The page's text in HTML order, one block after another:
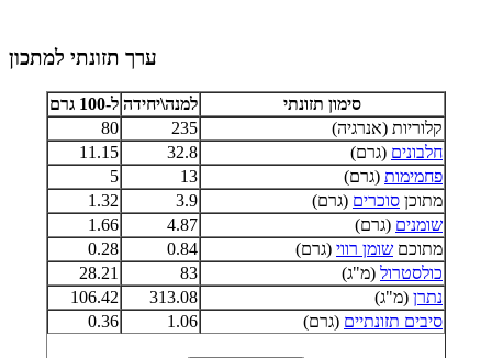
ערך תזונתי למתכון
סימון תזונתי למנה\יחידה ל-100 גרם
קלוריות (אנרגיה)
235
80
חלבונים (גרם) 32.8
11.15
פחמימות (גרם) 13
5
מתוכן סוכרים (גרם) 3.9
1.32
שומנים (גרם) 4.87
1.66
מתוכם שומן רווי (גרם) 0.84
0.28
כולסטרול (מ"ג) 83
28.21
נתרן (מ"ג) 313.08
106.42
סיבים תזונתיים (גרם) 1.06
0.36